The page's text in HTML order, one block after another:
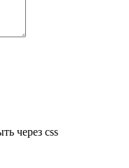
через css